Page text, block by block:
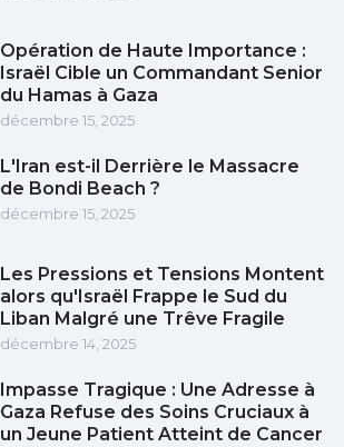
Opération de Haute Importance :
Israël Cible un Commandant Senior
du Hamas à Gaza
décembre 15, 2025
L'Iran est-il Derrière le Massacre
de Bondi Beach ?
décembre 15, 2025
Les Pressions et Tensions Montent
alors qu'Israël Frappe le Sud du
Liban Malgré une Trêve Fragile
décembre 14, 2025
Impasse Tragique : Une Adresse à
Gaza Refuse des Soins Cruciaux à
un Jeune Patient Atteint de Cancer